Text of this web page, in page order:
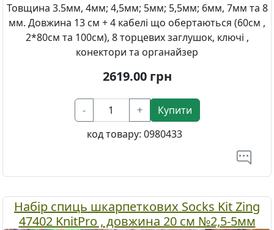
Товщина 3.5мм, 4мм; 4,5мм; 5мм; 5,5мм; 6мм, 7мм та 8
мм. Довжина 13 см + 4 кабелі що обертаються (60см ,
2*80см та 100см), 8 торцевих заглушок, ключі ,
конектори та органайзер
2619.00грн
- +
Купити
код товару: 0980433
Набір спиць шкарпеткових Socks Kit Zing
47402 KnitPro , довжина 20 см №2,5-5мм